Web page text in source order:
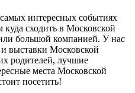
интересных событиях
сходить в Московской
большой компанией. У нас
выставки Московской
родителей, лучшие
места Московской
посетить!